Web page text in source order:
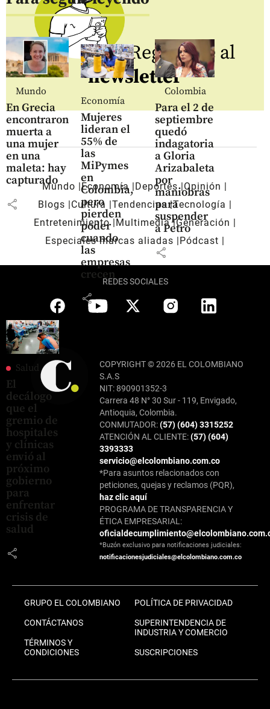
Mundo
En Grecia
encontraron
muerta a
una mujer
en una
maleta: hay
capturado
share
Economía
Mujeres
lideran el
55% de
las
MiPymes
en
Colombia,
pero
pierden
poder
cuando
las
empresas
crecen
share
Colombia
Para el 2 de
septiembre
quedó
indagatoria
a Gloria
Arizabaleta
por
maniobras
para
suspender
a Petro
share
Salud
El
decálogo
que el
gremio de
hospitales
y clínicas
envió al
próximo
gobierno
para
enfrentar
crisis de
salud
share
Regístrate al
newsletter
Mundo Economía Deportes
Opinión
Blogs
Cultura Tendencias Tecnología
Entretenimiento
Multimedia Generación
Especiales marcas aliadas
Pódcast
REDES SOCIALES
COPYRIGHT © 2026 EL COLOMBIANO
S.A.S
NIT: 890901352-3
Carrera 48 N° 30 Sur - 119, Envigado,
Antioquia, Colombia.
CONMUTADOR:(57) (604) 3315252
ATENCIÓN AL CLIENTE:(57) (604)
3393333
servicio@elcolombiano.com.co
*Para asuntos relacionados con
peticiones, quejas y reclamos (PQR),
haz clic aquí
PROGRAMA DE TRANSPARENCIA Y
ÉTICA EMPRESARIAL:
*Buzón exclusivo para notificaciones judiciales:
notificacionesjudiciales@elcolombiano.com.co
GRUPO EL COLOMBIANO
CONTÁCTANOS
TÉRMINOS Y
CONDICIONES
POLÍTICA DE PRIVACIDAD
SUPERINTENDENCIA DE
INDUSTRIA Y COMERCIO
SUSCRIPCIONES